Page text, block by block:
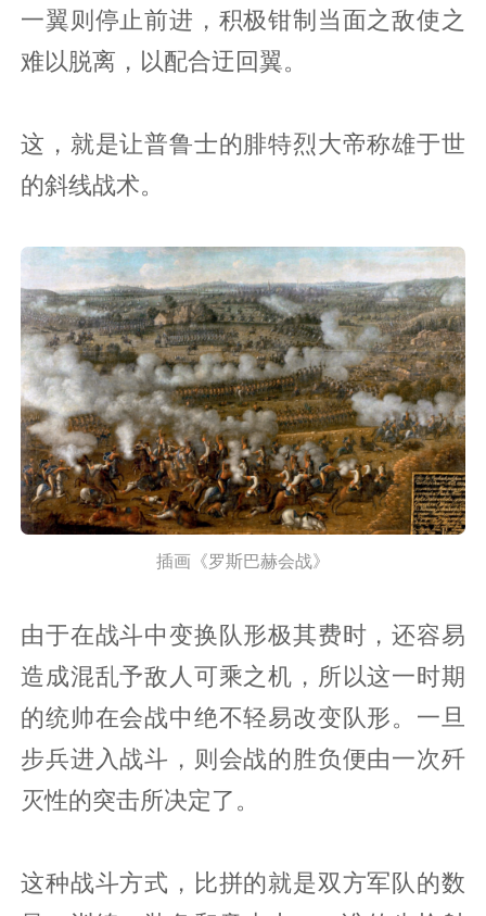
一翼则停止前进，积极钳制当面之敌使之
难以脱离，以配合迂回翼。
这，就是让普鲁士的腓特烈大帝称雄于世
的斜线战术。
插画《罗斯巴赫会战》
由于在战斗中变换队形极其费时，还容易
造成混乱予敌人可乘之机，所以这一时期
的统帅在会战中绝不轻易改变队形。一旦
步兵进入战斗，则会战的胜负便由一次歼
灭性的突击所决定了。
这种战斗方式，比拼的就是双方军队的数